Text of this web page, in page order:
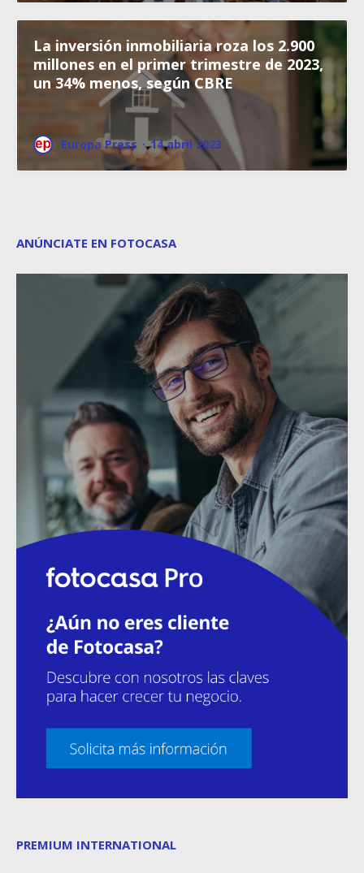
La inversión inmobiliaria roza los 2.900
millones en el primer trimestre de 2023,
un 34% menos, según CBRE
Europa Press · 14 abril 2023
ANÚNCIATE EN FOTOCASA
PREMIUM INTERNATIONAL